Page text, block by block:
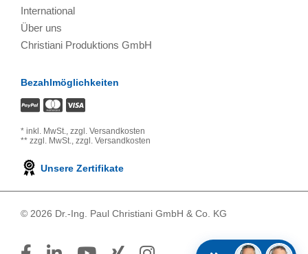
International
Über uns
Christiani Produktions GmbH
Bezahlmöglichkeiten
* inkl. MwSt., zzgl. Versandkosten
** zzgl. MwSt., zzgl. Versandkosten
Unsere Zertifikate
© 2026 Dr.-Ing. Paul Christiani GmbH & Co. KG